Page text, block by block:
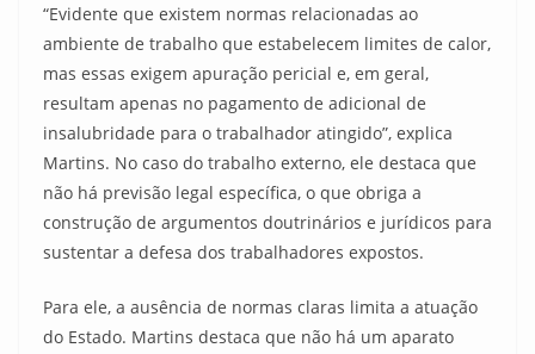
“Evidente que existem normas relacionadas ao
ambiente de trabalho que estabelecem limites de calor,
mas essas exigem apuração pericial e, em geral,
resultam apenas no pagamento de adicional de
insalubridade para o trabalhador atingido”, explica
Martins. No caso do trabalho externo, ele destaca que
não há previsão legal específica, o que obriga a
construção de argumentos doutrinários e jurídicos para
sustentar a defesa dos trabalhadores expostos.
Para ele, a ausência de normas claras limita a atuação
do Estado. Martins destaca que não há um aparato